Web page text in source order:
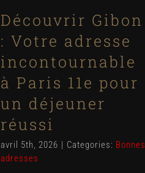
Découvrir Gibon
: Votre adresse
incontournable
à Paris 11e pour
un déjeuner
réussi
avril 5th, 2026 | Categories: Bonnes
adresses